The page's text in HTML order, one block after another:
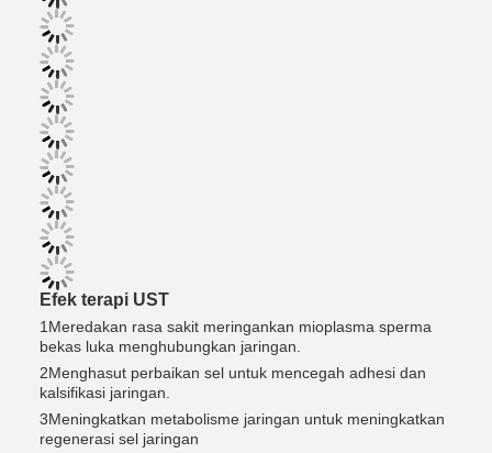
Efek terapi UST
1Meredakan rasa sakit meringankan mioplasma sperma
bekas luka menghubungkan jaringan.
2Menghasut perbaikan sel untuk mencegah adhesi dan
kalsifikasi jaringan.
3Meningkatkan metabolisme jaringan untuk meningkatkan
regenerasi sel jaringan